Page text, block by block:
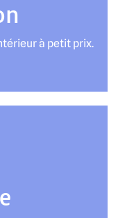
à petit prix.